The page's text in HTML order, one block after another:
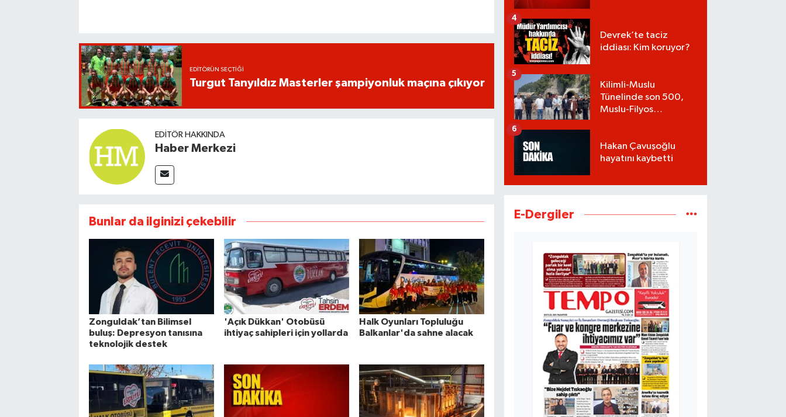
EDITÖRÜN SEÇTIĞI
Turgut Tanyıldız Masterler şampiyonluk maçına çıkıyor
EDITÖR HAKKINDA
Haber Merkezi
Bunlar da ilginizi çekebilir
Zonguldak’tan Bilimsel
buluş: Depresyon tanısına
teknolojik destek
'Açık Dükkan' Otobüsü
ihtiyaç sahipleri için yollarda
Halk Oyunları Topluluğu
Balkanlar'da sahne alacak
Devrek’te taciz
iddiası: Kim koruyor?
4
Kilimli-Muslu
Tünelinde son 500,
Muslu-Filyos
5
Hakan Çavuşoğlu
hayatını kaybetti
6
E-Dergiler